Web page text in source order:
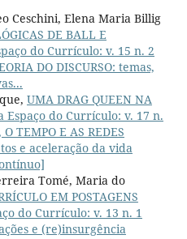
Ceschini, Elena Maria Billig
DE BALL E
do Currículo: v. 15 n. 2
DO DISCURSO: temas,
UMA DRAG QUEEN NA
Espaço do Currículo: v. 17 n.
TEMPO E AS REDES
e aceleração da vida
Tomé, Maria do
EM POSTAGENS
do Currículo: v. 13 n. 1
e (re)insurgência